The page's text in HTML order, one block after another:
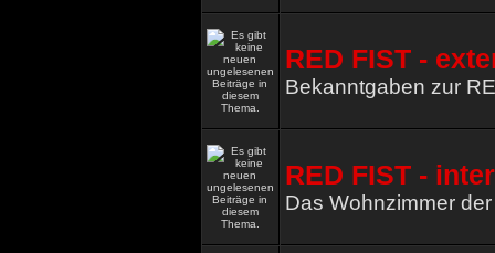
RED FIST -
Bekanntgaben zur
RED FIST -
Das Wohnzimmer